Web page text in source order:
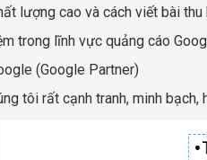
lượng cao và cách viết bài thu
trong lĩnh vực quảng cáo
(Google Partner)
tôi rất cạnh tranh, minh